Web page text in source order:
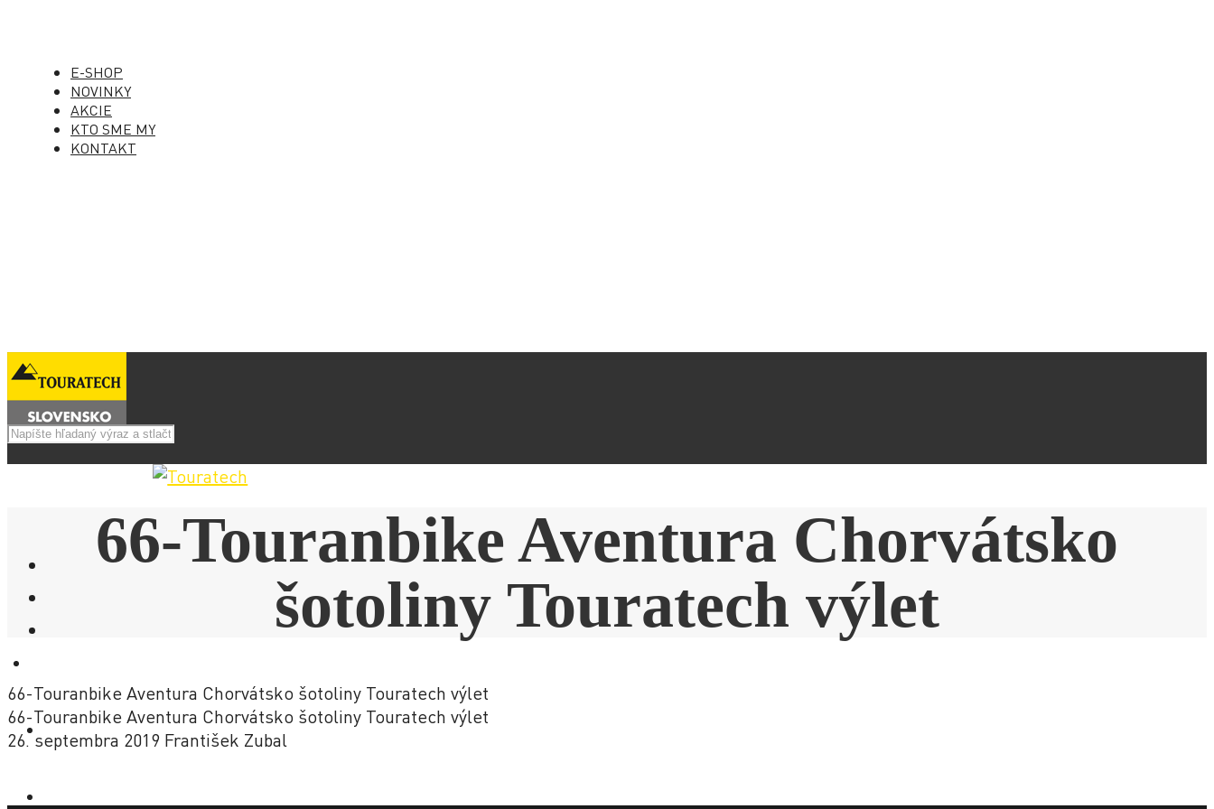
E-SHOP
NOVINKY
AKCIE
KTO SME MY
KONTAKT
Menu
66-Touranbike Aventura Chorvátsko
šotoliny Touratech výlet
66-Touranbike Aventura Chorvátsko šotoliny Touratech výlet
66-Touranbike Aventura Chorvátsko šotoliny Touratech výlet
26. septembra 2019 František Zubal